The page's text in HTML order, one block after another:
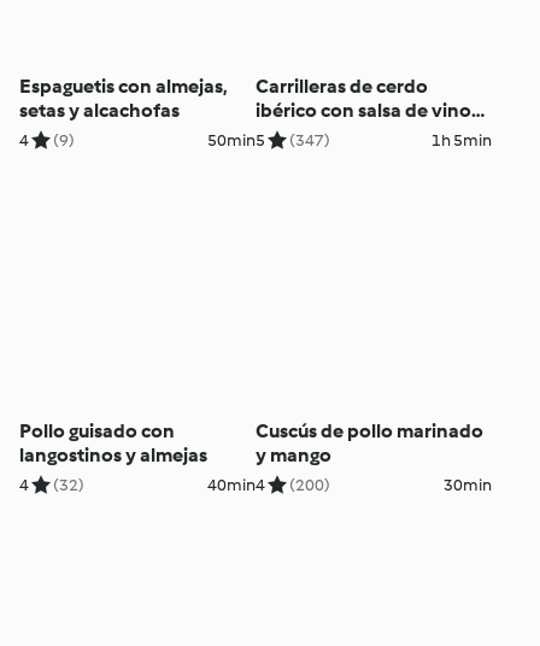
Espaguetis con almejas,
setas y alcachofas
4 (9) 50min
Carrilleras de cerdo
ibérico con salsa de vino
oloroso y chips de plátano
5 (347) 1h 5min
Pollo guisado con
langostinos y almejas
4 (32) 40min
Cuscús de pollo marinado
y mango
4 (200) 30min